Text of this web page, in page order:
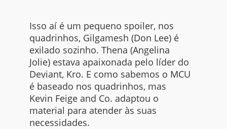
Isso aí é um pequeno spoiler, nos
quadrinhos, Gilgamesh (Don Lee) é
exilado sozinho. Thena (Angelina
Jolie) estava apaixonada pelo líder do
Deviant, Kro. E como sabemos o MCU
é baseado nos quadrinhos, mas
Kevin Feige and Co. adaptou o
material para atender às suas
necessidades.